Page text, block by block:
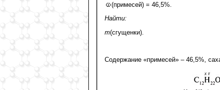
(примесей) = 46,5%.
Найти:
m(сгущенки).
Содержание «примесей» – 46,5%,